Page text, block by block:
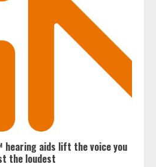
ータセンター市場は2035年に
億7000万米ドルへ、AI需要
とデータ処理能力強化で市場
加速
AI人事労務実践研究会〈HR
Lab〉推進協議会 ── 9社連合が
、人事労務 × AIの実践知 ──
跡のセミナー」シリーズ始
HR × AI SEMINAR 2026
08/10/10:53:44
hearing aids lift the voice you
the loudest